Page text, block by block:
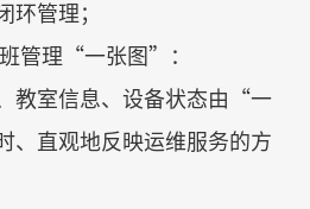
环管理；
管理 “一张图”
：
教室信息、设备状态由
“一
、直观地反映运维服务的方